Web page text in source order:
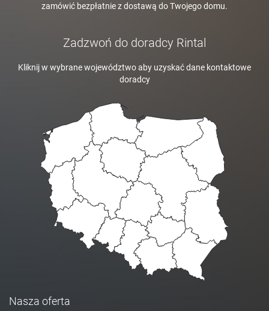
zamówić bezpłatnie z dostawą do Twojego domu.
Zadzwoń do doradcy Rintal
Kliknij w wybrane województwo aby uzyskać dane kontaktowe
doradcy
Nasza oferta